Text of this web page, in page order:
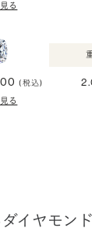
る
(税込)
る
ダイヤモンド